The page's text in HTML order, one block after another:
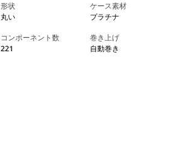
形状
丸い
ケース素材
プラチナ
コンポーネント数
221
巻き上げ
自動巻き